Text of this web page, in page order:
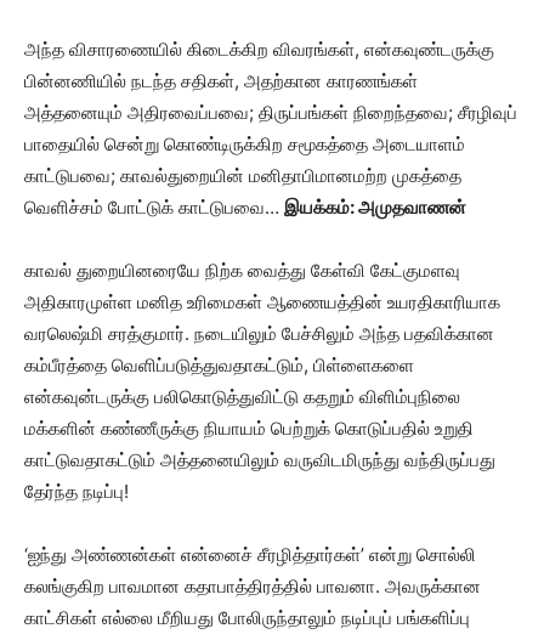
அந்த விசாரணையில் கிடைக்கிற விவரங்கள், என்கவுண்டருக்கு
பின்னணியில் நடந்த சதிகள், அதற்கான காரணங்கள்
அத்தனையும் அதிரவைப்பவை; திருப்பங்கள் நிறைந்தவை; சீரழிவுப்
பாதையில் சென்று கொண்டிருக்கிற சமூகத்தை அடையாளம்
காட்டுபவை; காவல்துறையின் மனிதாபிமானமற்ற முகத்தை
வெளிச்சம் போட்டுக் காட்டுபவை… இயக்கம்: அமுதவாணன்
காவல் துறையினரையே நிற்க வைத்து கேள்வி கேட்குமளவு
அதிகாரமுள்ள மனித உரிமைகள் ஆணையத்தின் உயரதிகாரியாக
வரலெஷ்மி சரத்குமார். நடையிலும் பேச்சிலும் அந்த பதவிக்கான
கம்பீரத்தை வெளிப்படுத்துவதாகட்டும், பிள்ளைகளை
என்கவுன்டருக்கு பலிகொடுத்துவிட்டு கதறும் விளிம்புநிலை
மக்களின் கண்ணீருக்கு நியாயம் பெற்றுக் கொடுப்பதில் உறுதி
காட்டுவதாகட்டும் அத்தனையிலும் வருவிடமிருந்து வந்திருப்பது
தேர்ந்த நடிப்பு!
‘ஐந்து அண்ணன்கள் என்னைச் சீரழித்தார்கள்’ என்று சொல்லி
கலங்குகிற பாவமான கதாபாத்திரத்தில் பாவனா. அவருக்கான
காட்சிகள் எல்லை மீறியது போலிருந்தாலும் நடிப்புப் பங்களிப்பு